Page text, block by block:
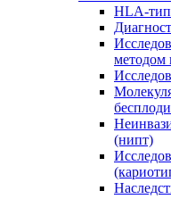
HLA-
методом
(нипт)